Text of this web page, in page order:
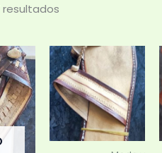
resultados
Este
producto
tiene
múltiples
variantes.